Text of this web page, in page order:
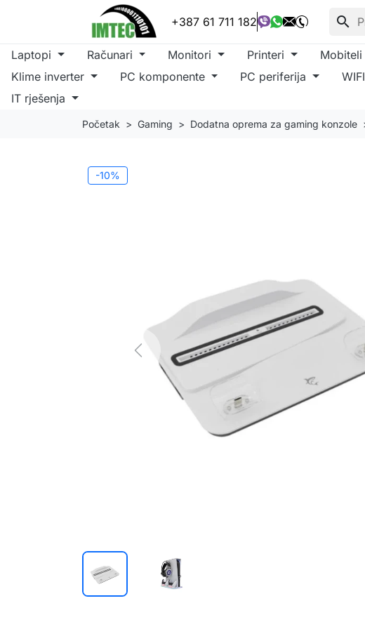
+387 61 711 182 search
Laptopi Računari Monitori Printeri Mobiteli
Klime inverter
PC komponente PC periferija WIFI
IT rješenja
Početak Gaming Dodatna oprema za gaming konzole
-10%
Previous